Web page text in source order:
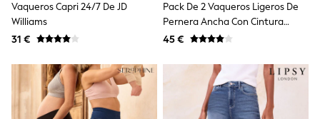
Shop all
Bluey
Peppa Pig
All Girls Sportwear
New In
Trainers
Hoodies & Sweatshirts
Vaqueros Capri 24/7 De JD
Williams
31 €
Pack De 2 Vaqueros Ligeros De
Pernera Ancha Con Cintura
Elástica De The Set
45 €